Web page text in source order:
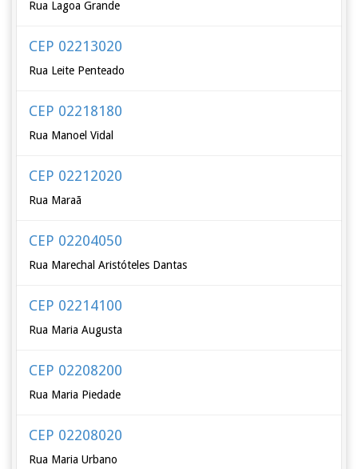
Rua Lagoa Grande
CEP 02213020
Rua Leite Penteado
CEP 02218180
Rua Manoel Vidal
CEP 02212020
Rua Maraã
CEP 02204050
Rua Marechal Aristóteles Dantas
CEP 02214100
Rua Maria Augusta
CEP 02208200
Rua Maria Piedade
CEP 02208020
Rua Maria Urbano